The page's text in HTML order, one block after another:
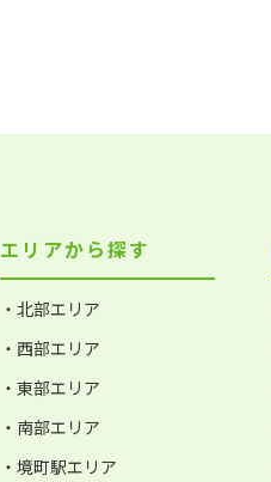
エリアから探す
・北部エリア
・西部エリア
・東部エリア
・南部エリア
・境町駅エリア